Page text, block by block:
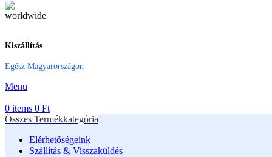
Kiszállítás
Egész Magyarországon
Menu
0 items 0 Ft
Összes Termékkategória
Elérhetőségeink
Szállítás & Visszaküldés